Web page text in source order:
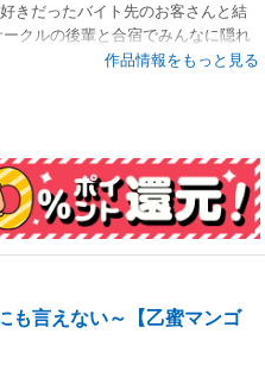
きだったバイト先のお客さんと結
クルの後輩と合宿でみんなに隠れ
/雨倉ニコ/藻衣作品情報をもっと見る
も言えない～【乙蜜マンゴ